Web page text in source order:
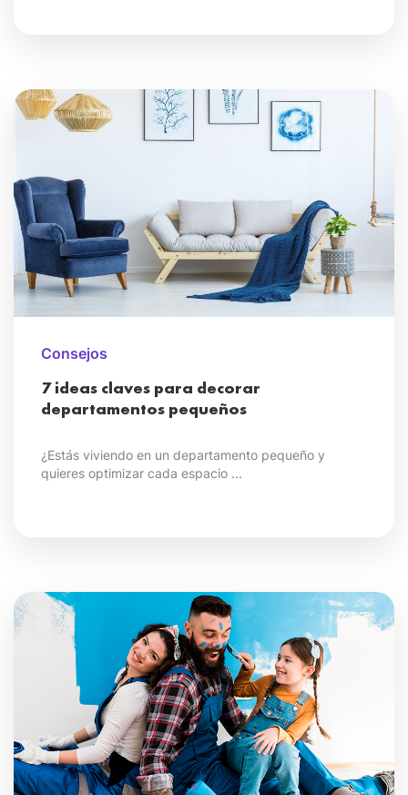
Consejos
7 ideas claves para decorar
departamentos pequeños
¿Estás viviendo en un departamento pequeño y
quieres optimizar cada espacio ...